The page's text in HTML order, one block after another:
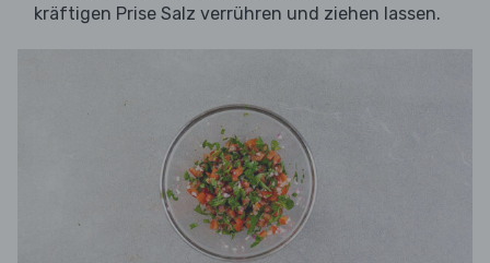
kräftigen Prise Salz verrühren und ziehen lassen.